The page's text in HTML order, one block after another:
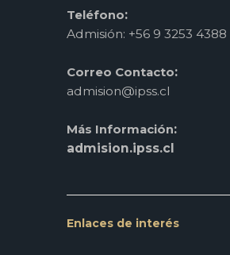
Teléfono:
Admisión: +56 9 3253 4388
Correo Contacto:
admision@ipss.cl
Más Información:
admision.ipss.cl
Enlaces de interés